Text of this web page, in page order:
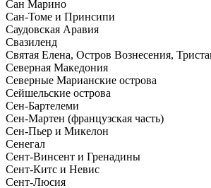
Сан Марино
Сан-Томе и Принсипи
Саудовская Аравия
Свазиленд
Святая Елена, Остров Вознесения,
Северная Македония
Северные Марианские острова
Сейшельские острова
Сен-Бартелеми
Сен-Мартен (французская часть)
Сен-Пьер и Микелон
Сенегал
Сент-Винсент и Гренадины
Сент-Китс и Невис
Сент-Люсия